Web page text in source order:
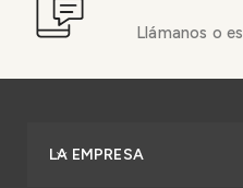
Llámanos o
LA EMPRESA